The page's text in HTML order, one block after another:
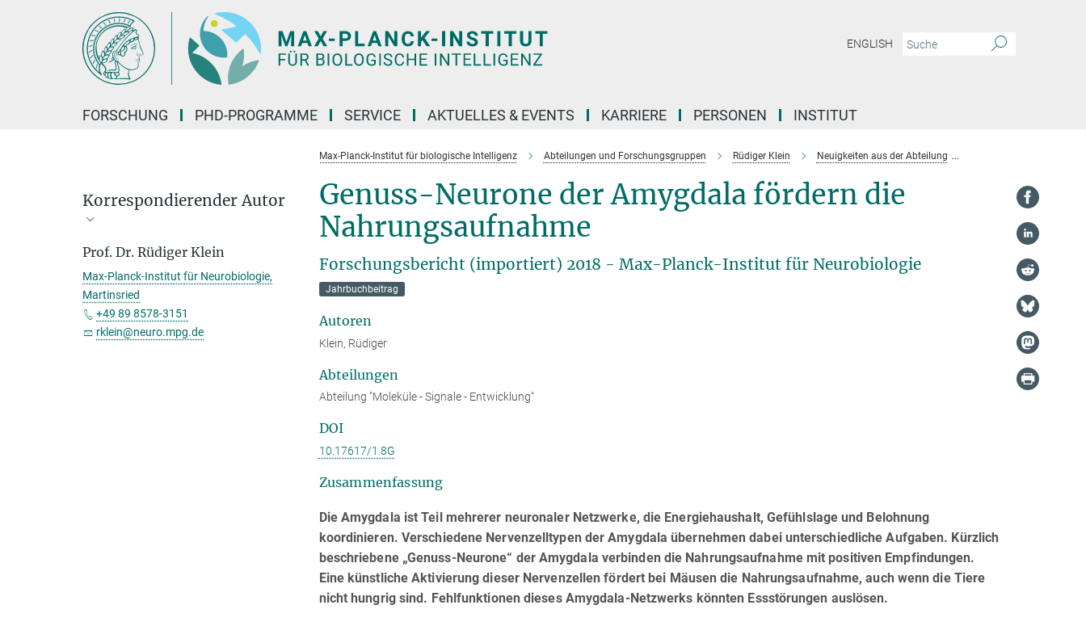
ENGLISH
FORSCHUNG PHD-PROGRAMME SERVICE AKTUELLES & EVENTS KARRIERE PERSONEN INSTITUT
Max-Planck-Institut für biologische Intelligenz Abteilungen und Forschungsgruppen Rüdiger Klein Neuigkeiten aus der Abteilung
Genuss-Neurone der Amygdala fördern die
Nahrungsaufnahme
Forschungsbericht (importiert) 2018 - Max-Planck-Institut für Neurobiologie
Jahrbuchbeitrag
Autoren
Klein, Rüdiger
Abteilungen
Abteilung "Moleküle - Signale - Entwicklung"
DOI
10.17617/1.8G
Zusammenfassung
Die Amygdala ist Teil mehrerer neuronaler Netzwerke, die Energiehaushalt, Gefühlslage und Belohnung
koordinieren. Verschiedene Nervenzelltypen der Amygdala übernehmen dabei unterschiedliche Aufgaben. Kürzlich
beschriebene „Genuss-Neurone“ der Amygdala verbinden die Nahrungsaufnahme mit positiven Empfindungen.
Eine künstliche Aktivierung dieser Nervenzellen fördert bei Mäusen die Nahrungsaufnahme, auch wenn die Tiere
nicht hungrig sind. Fehlfunktionen dieses Amygdala-Netzwerks könnten Essstörungen auslösen.
Korrespondierender Autor
Prof. Dr. Rüdiger Klein
Max-Planck-Institut für Neurobiologie,
Martinsried
+49 89 8578-3151
rklein@neuro.mpg.de